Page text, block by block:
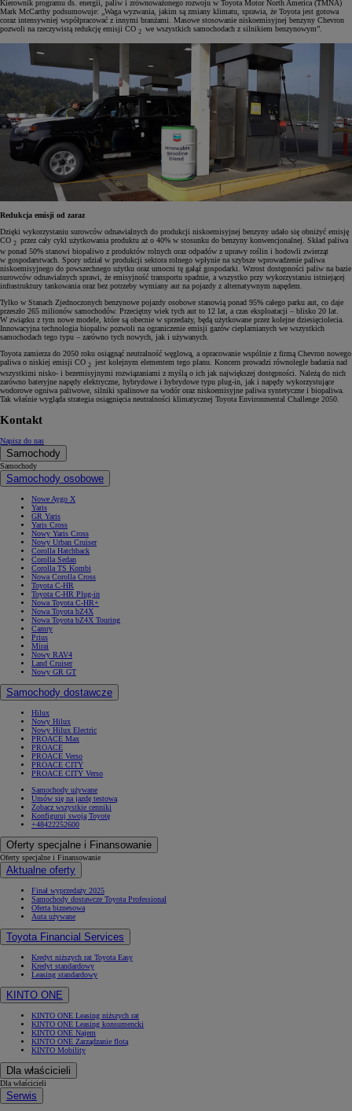
Kierownik programu ds. energii, paliw i zrównoważonego rozwoju w Toyota Motor North America (TMNA)
Mark McCarthy podsumowuje: „Waga wyzwania, jakim są zmiany klimatu, sprawia, że Toyota jest gotowa
coraz intensywniej współpracować z innymi branżami. Masowe stosowanie niskoemisyjnej benzyny Chevron
pozwoli na rzeczywistą redukcję emisji CO 2 we wszystkich samochodach z silnikiem benzynowym”.
Redukcja emisji od zaraz
Dzięki wykorzystaniu surowców odnawialnych do produkcji niskoemisyjnej benzyny udało się obniżyć emisję
CO 2 przez cały cykl użytkowania produktu aż o 40% w stosunku do benzyny konwencjonalnej. Skład paliwa
w ponad 50% stanowi biopaliwo z produktów rolnych oraz odpadów z uprawy roślin i hodowli zwierząt
w gospodarstwach. Spory udział w produkcji sektora rolnego wpłynie na szybsze wprowadzenie paliwa
niskoemisyjnego do powszechnego użytku oraz umocni tę gałąź gospodarki. Wzrost dostępności paliw na bazie
surowców odnawialnych sprawi, że emisyjność transportu spadnie, a wszystko przy wykorzystaniu istniejącej
infrastruktury tankowania oraz bez potrzeby wymiany aut na pojazdy z alternatywnym napędem.
Tylko w Stanach Zjednoczonych benzynowe pojazdy osobowe stanowią ponad 95% całego parku aut, co daje
przeszło 265 milionów samochodów. Przeciętny wiek tych aut to 12 lat, a czas eksploatacji – blisko 20 lat.
W związku z tym nowe modele, które są obecnie w sprzedaży, będą użytkowane przez kolejne dziesięciolecia.
Innowacyjna technologia biopaliw pozwoli na ograniczenie emisji gazów cieplarnianych we wszystkich
samochodach tego typu – zarówno tych nowych, jak i używanych.
Toyota zamierza do 2050 roku osiągnąć neutralność węglową, a opracowanie wspólnie z firmą Chevron nowego
paliwa o niskiej emisji CO 2 jest kolejnym elementem tego planu. Koncern prowadzi równolegle badania nad
wszystkimi nisko- i bezemisyjnymi rozwiązaniami z myślą o ich jak największej dostępności. Należą do nich
zarówno bateryjne napędy elektryczne, hybrydowe i hybrydowe typu plug-in, jak i napędy wykorzystujące
wodorowe ogniwa paliwowe, silniki spalinowe na wodór oraz niskoemisyjne paliwa syntetyczne i biopaliwa.
Tak właśnie wygląda strategia osiągnięcia neutralności klimatycznej Toyota Environmental Challenge 2050.
Kontakt
Napisz do nas
Samochody
Samochody
Samochody osobowe
Nowe Aygo X
Yaris
GR Yaris
Yaris Cross
Nowy Yaris Cross
Nowy Urban Cruiser
Corolla Hatchback
Corolla Sedan
Corolla TS Kombi
Nowa Corolla Cross
Toyota C-HR
Toyota C-HR Plug-in
Nowa Toyota C-HR+
Nowa Toyota bZ4X
Nowa Toyota bZ4X Touring
Camry
Prius
Mirai
Nowy RAV4
Land Cruiser
Nowy GR GT
Samochody dostawcze
Hilux
Nowy Hilux
Nowy Hilux Electric
PROACE Max
PROACE
PROACE Verso
PROACE CITY
PROACE CITY Verso
Samochody używane
Umów się na jazdę testową
Zobacz wszystkie cenniki
Konfiguruj swoją Toyotę
+48422252600
Oferty specjalne i Finansowanie
Oferty specjalne i Finansowanie
Aktualne oferty
Finał wyprzedaży 2025
Samochody dostawcze Toyota Professional
Oferta biznesowa
Auta używane
Toyota Financial Services
Kredyt niższych rat Toyota Easy
Kredyt standardowy
Leasing standardowy
KINTO ONE
KINTO ONE Leasing niższych rat
KINTO ONE Leasing konsumencki
KINTO ONE Najem
KINTO ONE Zarządzanie flotą
KINTO Mobility
Dla właścicieli
Dla właścicieli
Serwis